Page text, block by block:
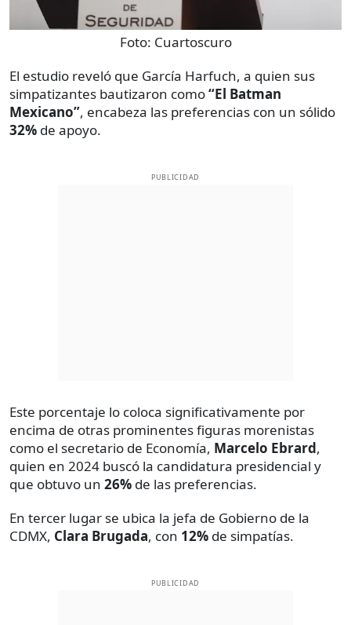
Foto: Cuartoscuro
El estudio reveló que García Harfuch, a quien sus
simpatizantes bautizaron como“El Batman
Mexicano”, encabeza las preferencias con un sólido
32% de apoyo.
PUBLICIDAD
Este porcentaje lo coloca significativamente por
encima de otras prominentes figuras morenistas
como el secretario de Economía, Marcelo Ebrard,
quien en 2024 buscó la candidatura presidencial y
que obtuvo un 26% de las preferencias.
En tercer lugar se ubica la jefa de Gobierno de la
CDMX, Clara Brugada, con 12% de simpatías.
PUBLICIDAD